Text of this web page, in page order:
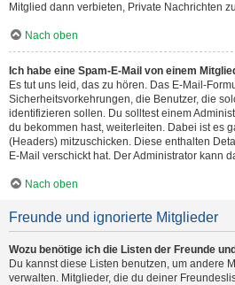
Mitglied dann verbieten, Private Nachrichten
Nach oben
Ich habe eine Spam-E-Mail von einem
Es tut uns leid, das zu hören. Das E-Mail-
Sicherheitsvorkehrungen, die Benutzer, die
identifizieren sollen. Du solltest einem
du bekommen hast, weiterleiten. Dabei ist es
(Headers) mitzuschicken. Diese enthalten
E-Mail verschickt hat. Der Administrator kann
Nach oben
Freunde und ignorierte Mitglieder
Wozu benötige ich die Listen der Freunde
Du kannst diese Listen benutzen, um andere
verwalten. Mitglieder, die du deiner